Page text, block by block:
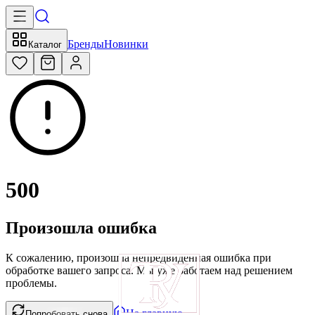
Каталог БрендыНовинки
500
Произошла ошибка
К сожалению, произошла непредвиденная ошибка при
обработке вашего запроса. Мы уже работаем над решением
проблемы.